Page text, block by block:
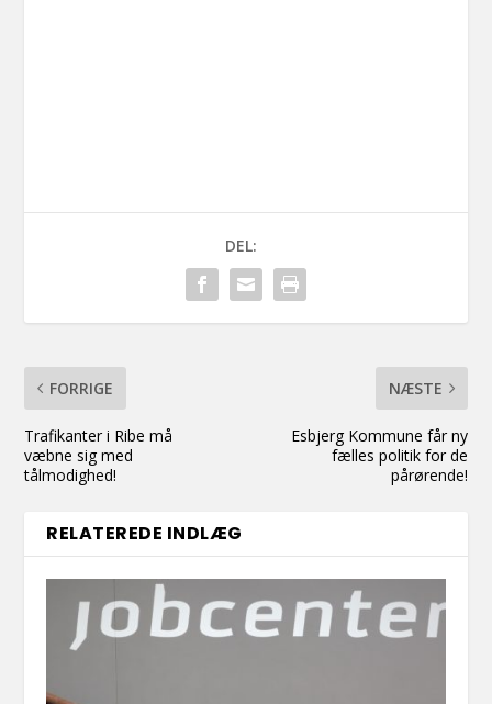
DEL:
FORRIGE
Trafikanter i Ribe må
væbne sig med
tålmodighed!
NÆSTE
Esbjerg Kommune får ny
fælles politik for de
pårørende!
RELATEREDE INDLÆG